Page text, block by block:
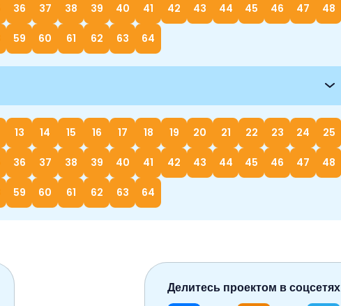
36 37 38 39 40 41 42 43 44 45 46 47 48
59 60 61 62 63 64
13 14 15 16 17 18 19 20 21 22 23 24 25
36 37 38 39 40 41 42 43 44 45 46 47 48
59 60 61 62 63 64
Делитесь проектом в соцсетях